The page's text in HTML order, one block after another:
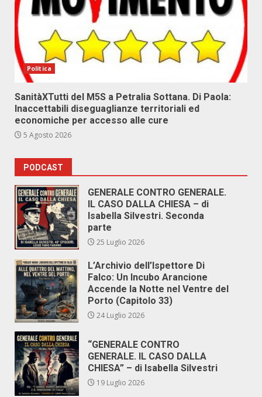
Politica
SanitàXTutti del M5S a Petralia Sottana. Di Paola:
Inaccettabili diseguaglianze territoriali ed
economiche per accesso alle cure
5 Agosto 2026
PODCAST
GENERALE CONTRO GENERALE.
IL CASO DALLA CHIESA – di
Isabella Silvestri. Seconda
parte
25 Luglio 2026
L’Archivio dell’Ispettore Di
Falco: Un Incubo Arancione
Accende la Notte nel Ventre del
Porto (Capitolo 33)
24 Luglio 2026
“GENERALE CONTRO
GENERALE. IL CASO DALLA
CHIESA” – di Isabella Silvestri
19 Luglio 2026